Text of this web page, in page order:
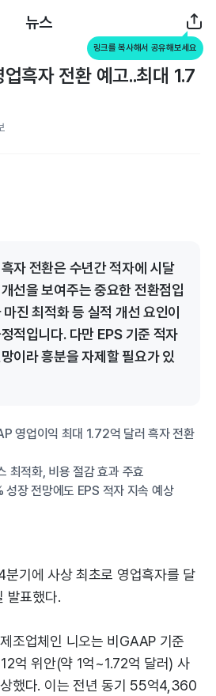
뉴스
링크를 복사해서 공유해보세요
흑자 전환 예고..최대 1.7
자 전환은 수년간 적자에 시달
선을 보여주는 중요한 전환점입
진 최적화 등 실적 개선 요인이
적입니다. 다만 EPS 기준 적자
이라 흥분을 자제할 필요가 있
영업이익 최대 1.72억 달러 흑자 전환
최적화, 비용 절감 효과 주효
장 전망에도 EPS 적자 지속 예상
기에 사상 최초로 영업흑자를 달
발표했다.
조업체인 니오는 비GAAP 기준
억 위안(약 1억~1.72억 달러) 사
했다. 이는 전년 동기 55억4,360